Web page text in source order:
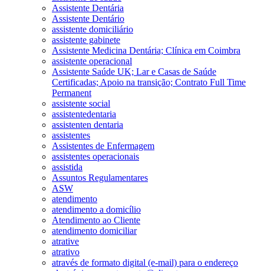
Assistente Dentária
Assistente Dentário
assistente domiciliário
assistente gabinete
Assistente Medicina Dentária; Clínica em Coimbra
assistente operacional
Assistente Saúde UK; Lar e Casas de Saúde
Certificadas; Apoio na transição; Contrato Full Time
Permanent
assistente social
assistentedentaria
assistenten dentaria
assistentes
Assistentes de Enfermagem
assistentes operacionais
assistida
Assuntos Regulamentares
ASW
atendimento
atendimento a domicílio
Atendimento ao Cliente
atendimento domiciliar
atrative
atrativo
através de formato digital (e-mail) para o endereço